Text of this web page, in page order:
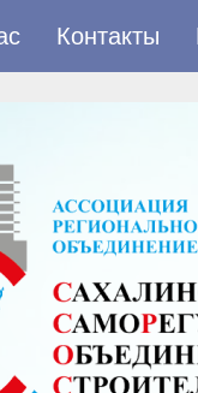
Контакты